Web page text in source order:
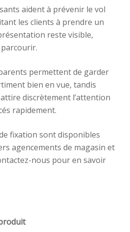
aident à prévenir le vol
les clients à prendre un
reste visible,
permettent de garder
bien en vue, tandis
discrètement l’attention
rapidement.
fixation sont disponibles
agencements de magasin et
nous pour en savoir